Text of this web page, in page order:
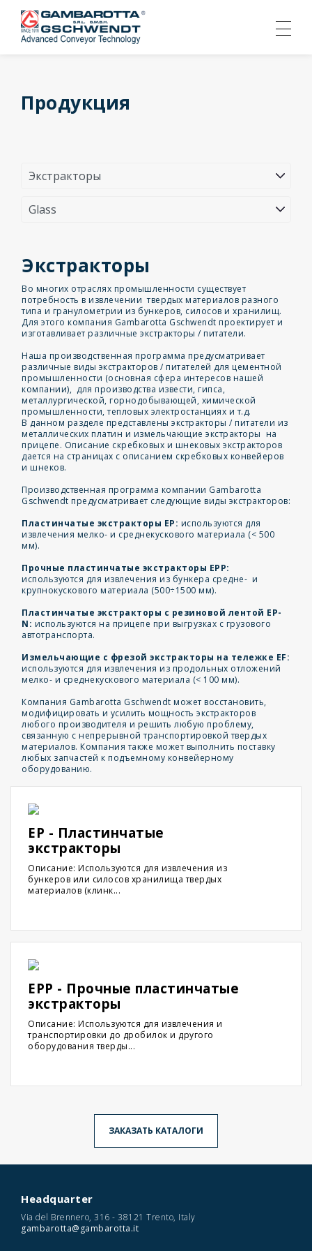
Продукция
Экстракторы
Во многих отраслях промышленности существует
потребность в извлечении твердых материалов разного
типа и гранулометрии из бункеров, силосов и хранилищ.
Для этого компания Gambarotta Gschwendt проектирует и
изготавливает различные экстракторы / питатели.
Наша производственная программа предусматривает
различные виды экстракторов / питателей для цементной
промышленности (основная сфера интересов нашей
компании), для производства извести, гипса,
металлургической, горнодобывающей, химической
промышленности, тепловых электростанциях и т.д.
В данном разделе представлены экстракторы / питатели из
металлических платин и измельчающие экстракторы на
прицепе. Описание скребковых и шнековых экстракторов
дается на страницах с описанием скребковых конвейеров
и шнеков.
Производственная программа компании Gambarotta
Gschwendt предусматривает следующие виды экстракторов:
Пластинчатые экстракторы EP: используются для
извлечения мелко- и среднекускового материала (< 500
мм).
Прочные пластинчатые экстракторы EPP:
используются для извлечения из бункера средне- и
крупнокускового материала (500÷1500 мм).
Пластинчатые экстракторы с резиновой лентой EP-
N: используются на прицепе при выгрузках с грузового
автотранспорта.
Измельчающие с фрезой экстракторы на тележке EF:
используются для извлечения из продольных отложений
мелко- и среднекускового материала (< 100 мм).
Компания Gambarotta Gschwendt может восстановить,
модифицировать и усилить мощность экстракторов
любого производителя и решить любую проблему,
связанную с непрерывной транспортировкой твердых
материалов. Компания также может выполнить поставку
любых запчастей к подъемному конвейерному
оборудованию.
EP - Пластинчатые
экстракторы
Описание: Используются для извлечения из
бункеров или силосов хранилища твердых
материалов (клинк...
EPP - Прочные пластинчатые
экстракторы
Описание: Используются для извлечения и
транспортировки до дробилок и другого
оборудования тверды...
ЗАКАЗАТЬ КАТАЛОГИ
Headquarter
Via del Brennero, 316 - 38121 Trento, Italy
gambarotta@gambarotta.it